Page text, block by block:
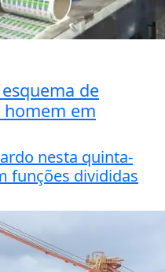
de
homem em
nesta quinta-
funções divididas